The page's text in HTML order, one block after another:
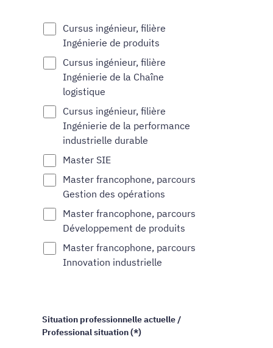
Cursus ingénieur, filière
Ingénierie de produits
Cursus ingénieur, filière
Ingénierie de la Chaîne
logistique
Cursus ingénieur, filière
Ingénierie de la performance
industrielle durable
Master SIE
Master francophone, parcours
Gestion des opérations
Master francophone, parcours
Développement de produits
Master francophone, parcours
Innovation industrielle
Situation professionnelle actuelle /
Professional situation (*)